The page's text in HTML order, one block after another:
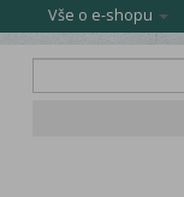
Vše o e-shopu